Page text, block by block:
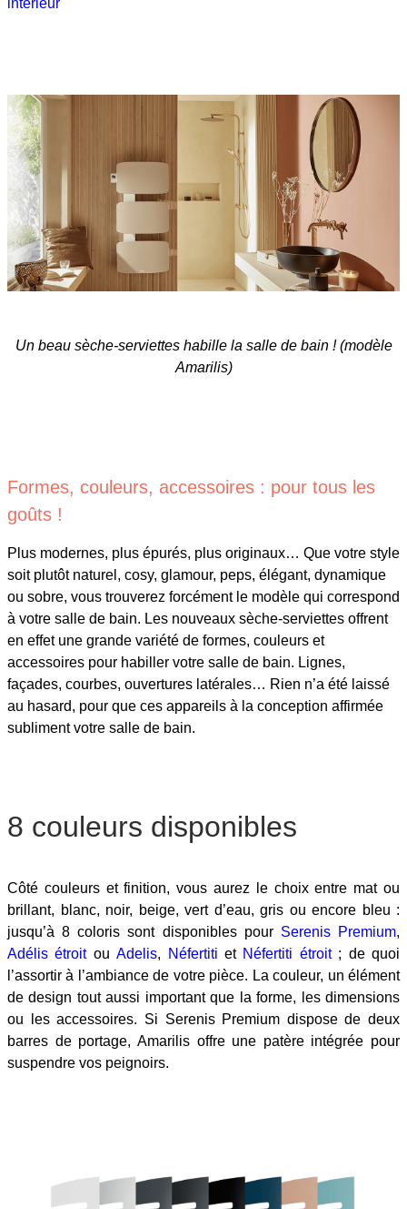
Un beau sèche-serviettes habille la salle de bain ! (modèle
Amarilis)
Formes, couleurs, accessoires : pour tous les
goûts !
Plus modernes, plus épurés, plus originaux… Que votre style
soit plutôt naturel, cosy, glamour, peps, élégant, dynamique
ou sobre, vous trouverez forcément le modèle qui correspond
à votre salle de bain. Les nouveaux sèche-serviettes offrent
en effet une grande variété de formes, couleurs et
accessoires pour habiller votre salle de bain. Lignes,
façades, courbes, ouvertures latérales… Rien n’a été laissé
au hasard, pour que ces appareils à la conception affirmée
subliment votre salle de bain.
8 couleurs disponibles
Côté couleurs et finition, vous aurez le choix entre mat ou
brillant, blanc, noir, beige, vert d’eau, gris ou encore bleu :
jusqu’à 8 coloris sont disponibles pour Serenis Premium,
Adélis étroitouAdelis, Néfertiti et Néfertiti étroit; de quoi
l’assortir à l’ambiance de votre pièce. La couleur, un élément
de design tout aussi important que la forme, les dimensions
ou les accessoires. Si Serenis Premium dispose de deux
barres de portage, Amarilis offre une patère intégrée pour
suspendre vos peignoirs.